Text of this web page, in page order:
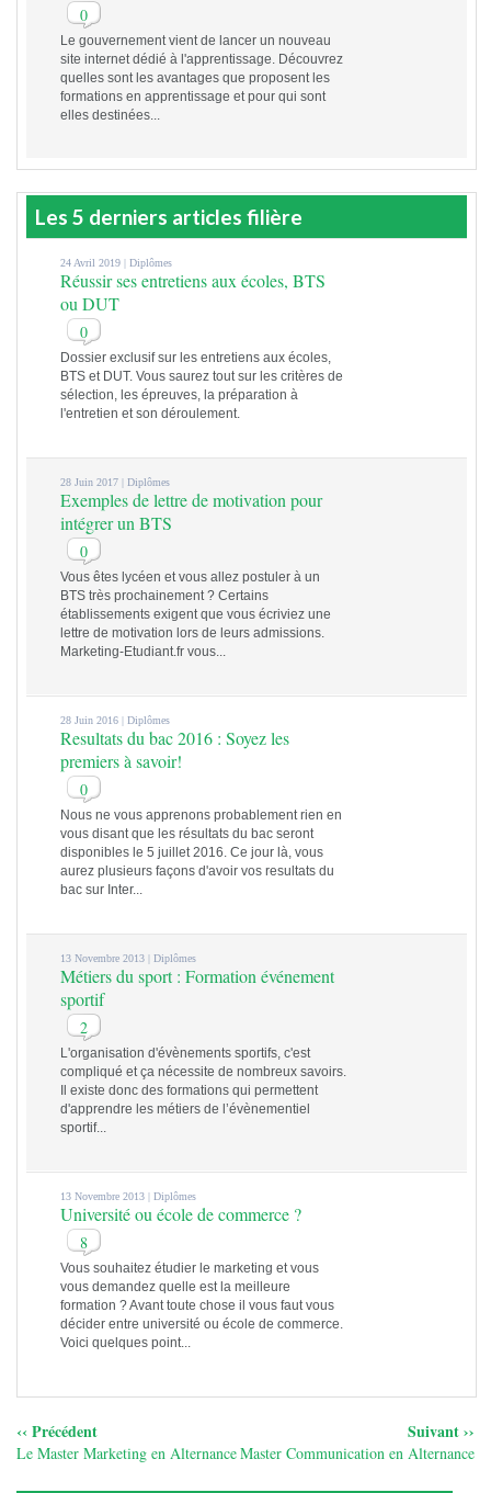
0
Le gouvernement vient de lancer un nouveau
site internet dédié à l'apprentissage. Découvrez
quelles sont les avantages que proposent les
formations en apprentissage et pour qui sont
elles destinées...
Les 5 derniers articles filière
24 Avril 2019 |Diplômes
Réussir ses entretiens aux écoles, BTS
ou DUT
0
Dossier exclusif sur les entretiens aux écoles,
BTS et DUT. Vous saurez tout sur les critères de
sélection, les épreuves, la préparation à
l'entretien et son déroulement.
28 Juin 2017 |Diplômes
Exemples de lettre de motivation pour
intégrer un BTS
0
Vous êtes lycéen et vous allez postuler à un
BTS très prochainement ? Certains
établissements exigent que vous écriviez une
lettre de motivation lors de leurs admissions.
Marketing-Etudiant.fr vous...
28 Juin 2016 |Diplômes
Resultats du bac 2016 : Soyez les
premiers à savoir!
0
Nous ne vous apprenons probablement rien en
vous disant que les résultats du bac seront
disponibles le 5 juillet 2016. Ce jour là, vous
aurez plusieurs façons d'avoir vos resultats du
bac sur Inter...
13 Novembre 2013 |Diplômes
Métiers du sport : Formation événement
sportif
2
L'organisation d'évènements sportifs, c'est
compliqué et ça nécessite de nombreux savoirs.
Il existe donc des formations qui permettent
d'apprendre les métiers de l’évènementiel
sportif...
13 Novembre 2013 |Diplômes
Université ou école de commerce ?
8
Vous souhaitez étudier le marketing et vous
vous demandez quelle est la meilleure
formation ? Avant toute chose il vous faut vous
décider entre université ou école de commerce.
Voici quelques point...
‹‹ Précédent
Le Master Marketing en Alternance
Suivant ››
Master Communication en Alternance